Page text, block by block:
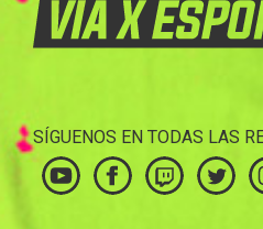
SÍGUENOS EN TODAS LAS